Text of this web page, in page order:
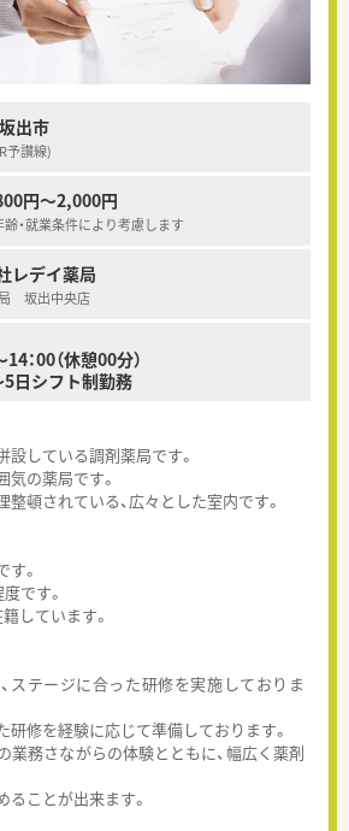
出市
予讃線)
円～2,000円
・就業条件により考慮します
レデイ薬局
坂出中央店
14：00（休憩00分）
日シフト制勤務
している調剤薬局です。
の薬局です。
頓されている、広々とした室内です。
。
です。
しています。
ステージに合った研修を実施しておりま
修を経験に応じて準備しております。
務さながらの体験とともに、幅広く薬剤
ことが出来ます。